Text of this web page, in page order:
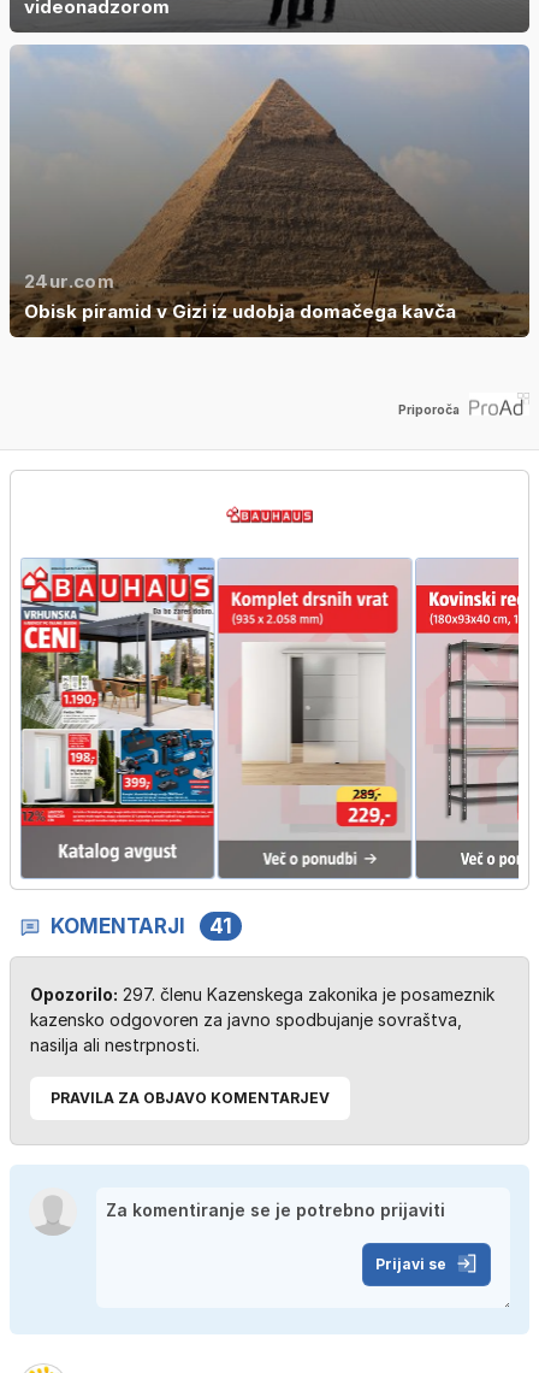
videonadzorom
24ur.com
Obisk piramid v Gizi iz udobja domačega kavča
Priporoča
KOMENTARJI 41
Opozorilo: 297. členu Kazenskega zakonika je posameznik
kazensko odgovoren za javno spodbujanje sovraštva,
nasilja ali nestrpnosti.
PRAVILA ZA OBJAVO KOMENTARJEV
Prijavi se